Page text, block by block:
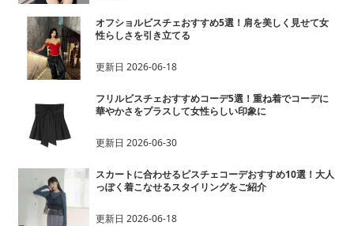
オフショルビスチェおすすめ5選！肩を美しく見せて女
性らしさを引き立てる
更新日 2026-06-18
フリルビスチェおすすめコーデ5選！重ね着でコーデに
華やかさをプラスして女性らしい印象に
更新日 2026-06-30
スカートに合わせるビスチェコーデおすすめ10選！大人
っぽく着こなせるスタイリングをご紹介
更新日 2026-06-18